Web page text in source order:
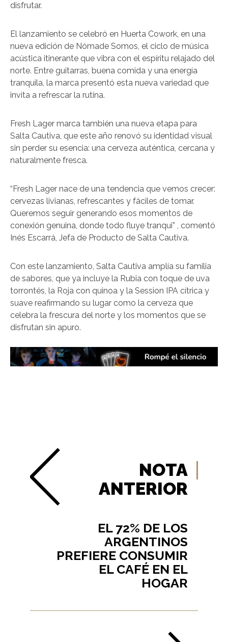
disfrutar.
El lanzamiento se celebró en Huerta Cowork, en una
nueva edición de Nómade Somos, el ciclo de música
acústica itinerante que vibra con el espíritu relajado del
norte. Entre guitarras, buena comida y una energía
tranquila, la marca presentó esta nueva variedad que
invita a refrescar la rutina.
Fresh Lager marca también una nueva etapa para
Salta Cautiva, que este año renovó su identidad visual
sin perder su esencia: una cerveza auténtica, cercana y
naturalmente fresca.
“Fresh Lager nace de una tendencia que vemos crecer:
cervezas livianas, refrescantes y fáciles de tomar.
Queremos seguir generando esos momentos de
conexión genuina, donde todo fluye tranqui” , comentó
Inés Escarrá, Jefa de Producto de Salta Cautiva.
Con este lanzamiento, Salta Cautiva amplía su familia
de sabores, que ya incluye la Rubia con toque de uva
torrontés, la Roja con quinoa y la Session IPA cítrica y
suave reafirmando su lugar como la cerveza que
celebra la frescura del norte y los momentos que se
disfrutan sin apuro.
NOTA
ANTERIOR
EL 72% DE LOS
ARGENTINOS
PREFIERE CONSUMIR
EL CAFÉ EN EL
HOGAR